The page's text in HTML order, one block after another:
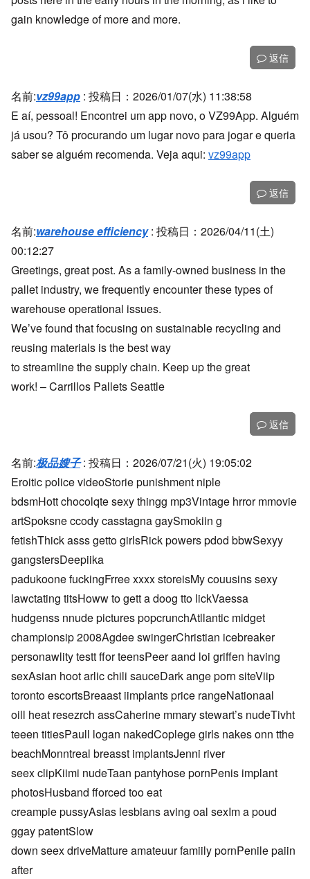
gain knowledge of more and more.
返信
名前:vz99app : 投稿日：2026/01/07(水) 11:38:58
E aí, pessoal! Encontrei um app novo, o VZ99App. Alguém
já usou? Tô procurando um lugar novo para jogar e queria
saber se alguém recomenda. Veja aqui: vz99app
返信
名前:warehouse efficiency: 投稿日：2026/04/11(土)
00:12:27
Greetings, great post. As a family-owned business in the
pallet industry, we frequently encounter these types of
warehouse operational issues.
We’ve found that focusing on sustainable recycling and
reusing materials is the best way
to streamline the supply chain. Keep up the great
work! – Carrillos Pallets Seattle
返信
名前:极品嫂子: 投稿日：2026/07/21(火) 19:05:02
Eroitic police videoStorie punishment niple
bdsmHott chocolqte sexy thingg mp3Vintage hrror mmovie
artSpoksne ccody casstagna gaySmokiin g
fetishThick asss getto girlsRick powers pdod bbwSexyy
gangstersDeepiika
padukoone fuckingFrree xxxx storeisMy couusins sexy
lawctating titsHoww to gett a doog tto lickVaessa
hudgenss nnude pictures popcrunchAtllantic midget
championsip 2008Agdee swingerChristian icebreaker
personawlity testt ffor teensPeer aand loi griffen having
sexAsian hoot arlic chili sauceDark ange porn siteViip
toronto escortsBreaast iimplants price rangeNationaal
oill heat resezrch assCaherine mmary stewart’s nudeTivht
teeen titiesPaull logan nakedCoplege girls nakes onn tthe
beachMonntreal breasst implantsJenni river
seex clipKiimi nudeTaan pantyhose pornPenis implant
photosHusband fforced too eat
creampie pussyAsias lesbians aving oal sexIm a poud
ggay patentSlow
down seex driveMatture amateuur famiily pornPenile paiin
after